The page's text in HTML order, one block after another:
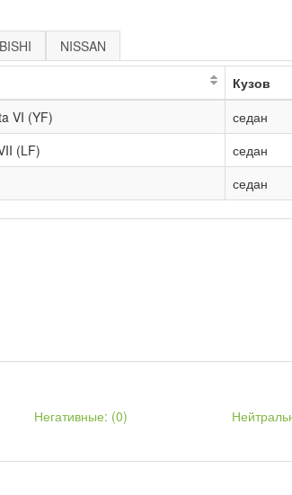
NISSAN
Кузов
VI (YF) седан
(LF) седан
седан
Негативные: (0)